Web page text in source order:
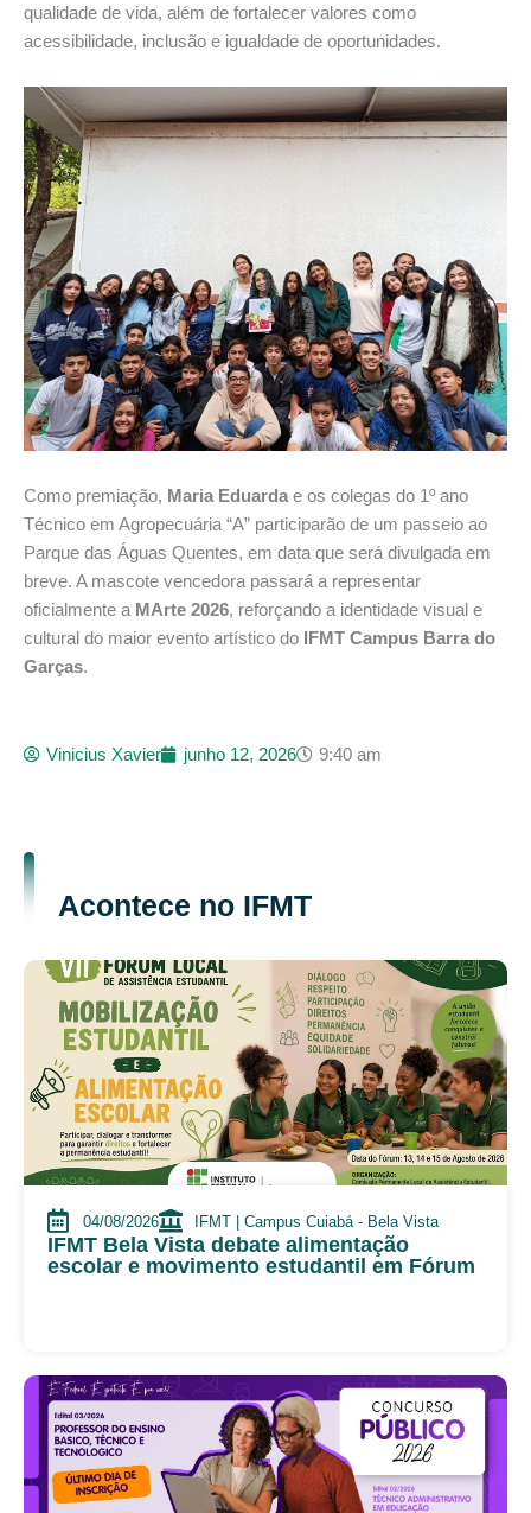
qualidade de vida, além de fortalecer valores como
acessibilidade, inclusão e igualdade de oportunidades.
Como premiação, Maria Eduarda e os colegas do 1º ano
Técnico em Agropecuária “A” participarão de um passeio ao
Parque das Águas Quentes, em data que será divulgada em
breve. A mascote vencedora passará a representar
oficialmente a MArte 2026, reforçando a identidade visual e
cultural do maior evento artístico do IFMT Campus Barra do
Garças.
Vinicius Xavier junho 12, 2026 9:40 am
Acontece no IFMT
04/08/2026 IFMT | Campus Cuiabá - Bela Vista
IFMT Bela Vista debate alimentação
escolar e movimento estudantil em Fórum